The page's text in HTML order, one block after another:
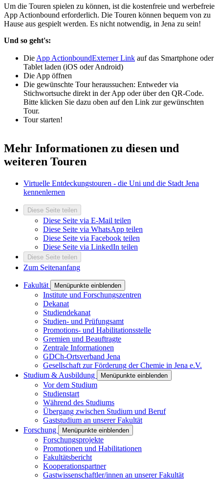
Um die Touren spielen zu können, ist die kostenfreie und werbefreie
App Actionbound erforderlich. Die Touren können bequem von zu
Hause aus gespielt werden. Es nicht notwendig, in Jena zu sein!
Und so geht's:
Die App ActionboundExterner Link auf das Smartphone oder
Tablet laden (iOS oder Android)
Die App öffnen
Die gewünschte Tour heraussuchen: Entweder via
Stichwortsuche direkt in der App oder über den QR-Code.
Bitte klicken Sie dazu oben auf den Link zur gewünschten
Tour.
Tour starten!
Mehr Informationen zu diesen und
weiteren Touren
Virtuelle Entdeckungstouren - die Uni und die Stadt Jena
kennenlernen
Diese Seite teilen
Diese Seite via E-Mail teilen
Diese Seite via WhatsApp teilen
Diese Seite via Facebook teilen
Diese Seite via LinkedIn teilen
Diese Seite teilen
Zum Seitenanfang
Fakultät Menüpunkte einblenden
Institute und Forschungszentren
Dekanat
Studiendekanat
Studien- und Prüfungsamt
Promotions- und Habilitationsstelle
Gremien und Beauftragte
Zentrale Informationen
GDCh-Ortsverband Jena
Gesellschaft zur Förderung der Chemie in Jena e.V.
Studium & Ausbildung
Menüpunkte einblenden
Vor dem Studium
Studienstart
Während des Studiums
Übergang zwischen Studium und Beruf
Gaststudium an unserer Fakultät
Forschung
Menüpunkte einblenden
Forschungsprojekte
Promotionen und Habilitationen
Fakultätsbericht
Kooperationspartner
Gastwissenschaftler/innen an unserer Fakultät